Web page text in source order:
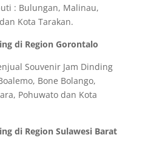
: Bulungan, Malinau,
Kota Tarakan.
di Region Gorontalo
Souvenir Jam Dinding
Bone Bolango,
Pohuwato dan Kota
di Region Sulawesi Barat